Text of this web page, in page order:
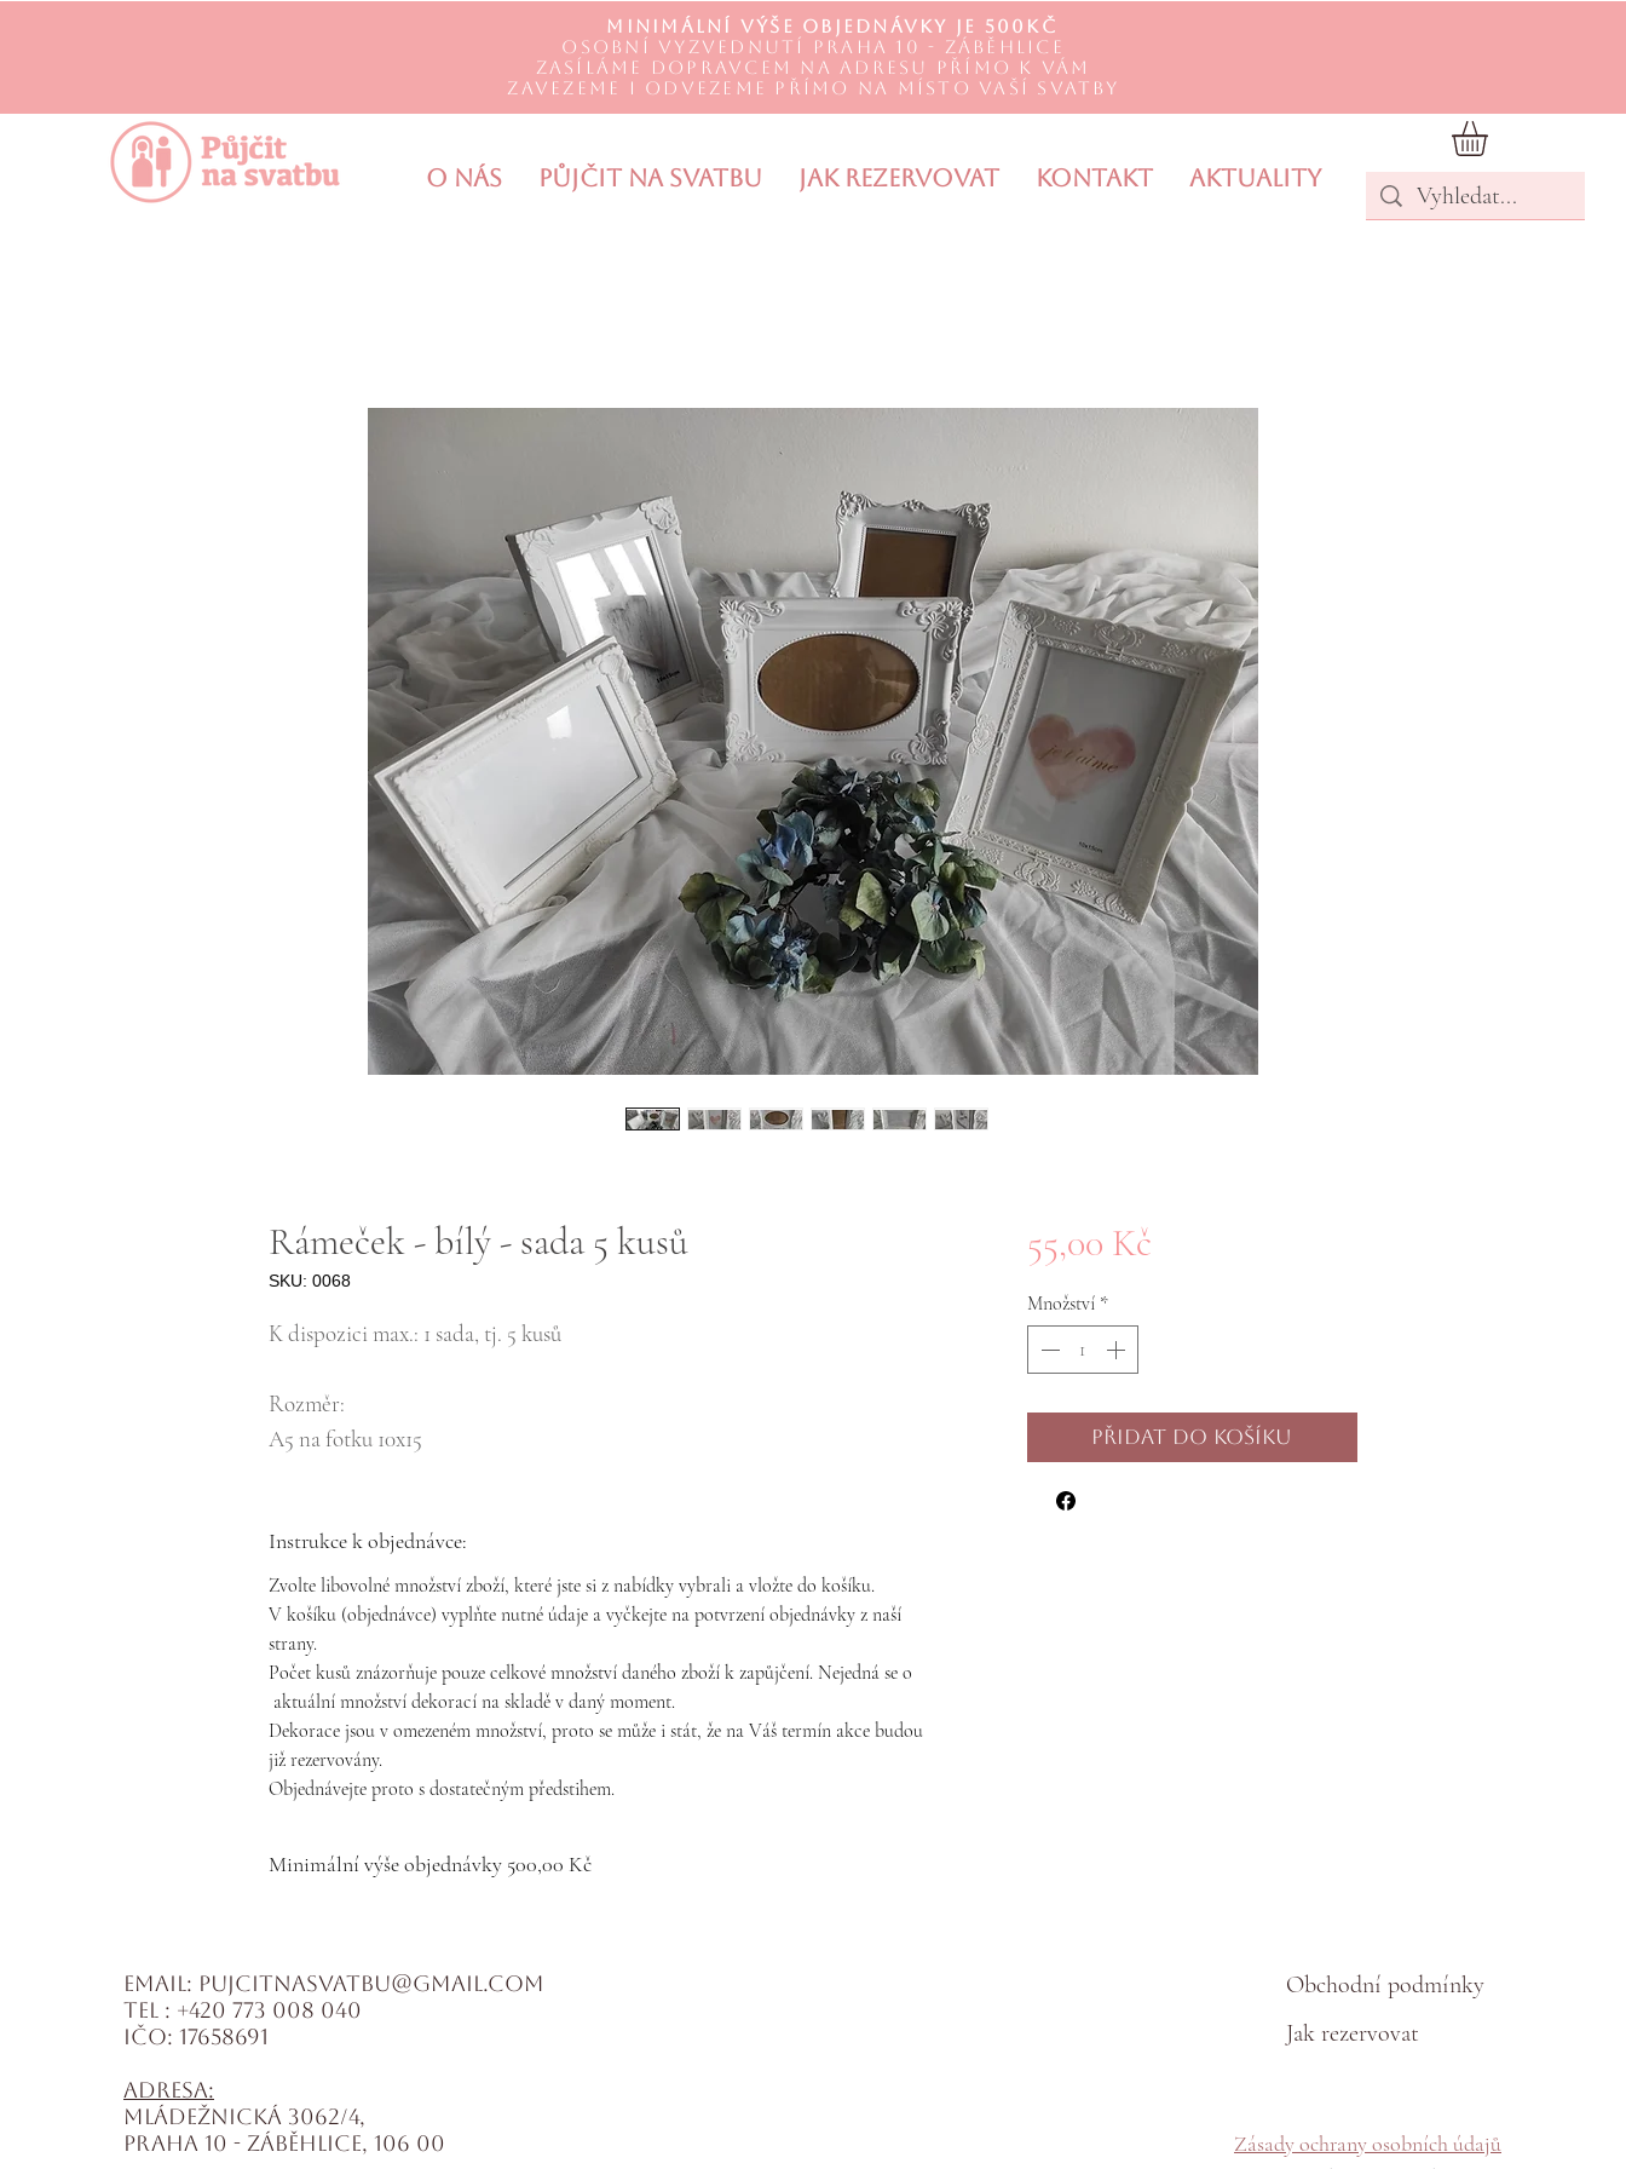
Minimální výše objednávky je 500Kč
Osobní vyzvednutí Praha 10 - Záběhlice
Zasíláme DOPRAVCEM na adresu přímo k Vám
Zavezeme i odvezeme přímo na místo Vaší svatby
O nás Půjčit na svatbu Jak rezervovat Kontakt Aktuality
Rámeček - bílý - sada 5 kusů
SKU: 0068
K dispozici max.: 1 sada, tj. 5 kusů
Rozměr:
A5 na fotku 10x15
Instrukce k objednávce:
Zvolte libovolné množství zboží, které jste si z nabídky vybrali a vložte do košíku.
V košíku (objednávce) vyplňte nutné údaje a vyčkejte na potvrzení objednávky z naší
strany.
Počet kusů znázorňuje pouze celkové množství daného zboží k zapůjčení. Nejedná se o
aktuální množství dekorací na skladě v daný moment.
Dekorace jsou v omezeném množství, proto se může i stát, že na Váš termín akce budou
již rezervovány.
Objednávejte proto s dostatečným předstihem.
Minimální výše objednávky 500,00 Kč
55,00 KčCena
Množství *
Přidat do košíku
Email: pujcitnasvatbu@gmail.com
Tel : +420 773 008 040
IČO: 17658691
Adresa:
Mládežnická 3062/4,
Praha 10 - Záběhlice, 106 00
Obchodní podmínky
Jak rezervovat
Zásady ochrany osobních údajů